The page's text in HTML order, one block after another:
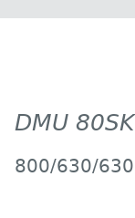
DMU 80SK
800/630/630